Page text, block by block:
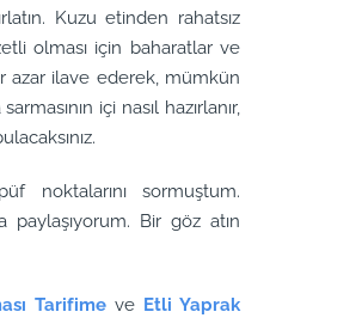
Kuzu etinden rahatsız
olması için baharatlar ve
azar ilave ederek, mümkün
içi nasıl hazırlanır,
noktalarını sormuştum.
paylaşıyorum. Bir göz atın
Tarifimeve Etli Yaprak